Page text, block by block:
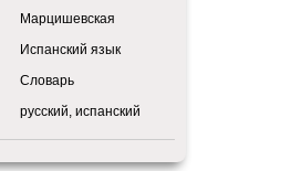
Марцишевская
Испанский язык
Словарь
русский, испанский